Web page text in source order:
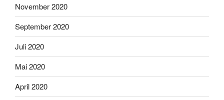
November 2020
September 2020
Juli 2020
Mai 2020
April 2020